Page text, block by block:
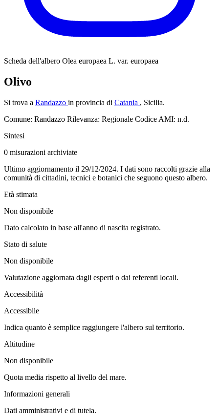
Scheda dell'albero Olea europaea L. var. europaea
Olivo
Si trova a Randazzo in provincia di Catania , Sicilia.
Comune: Randazzo Rilevanza: Regionale Codice AMI: n.d.
Sintesi
0 misurazioni archiviate
Ultimo aggiornamento il 29/12/2024. I dati sono raccolti grazie alla
comunità di cittadini, tecnici e botanici che seguono questo albero.
Età stimata
Non disponibile
Dato calcolato in base all'anno di nascita registrato.
Stato di salute
Non disponibile
Valutazione aggiornata dagli esperti o dai referenti locali.
Accessibilità
Accessibile
Indica quanto è semplice raggiungere l'albero sul territorio.
Altitudine
Non disponibile
Quota media rispetto al livello del mare.
Informazioni generali
Dati amministrativi e di tutela.